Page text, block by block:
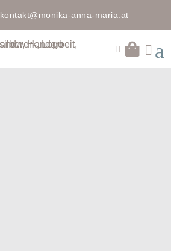
kontakt@monika-anna-maria.at
  a